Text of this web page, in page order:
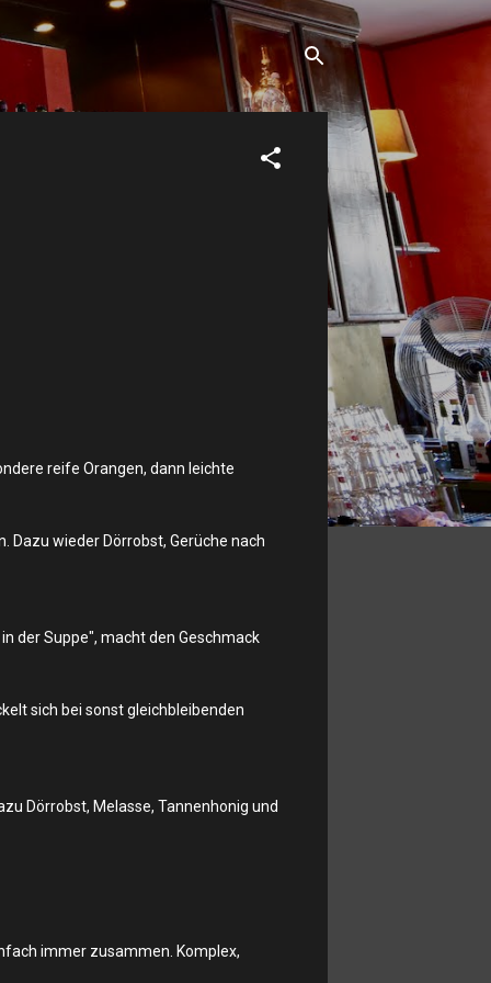
reife Orangen, dann leichte
Dazu wieder Dörrobst, Gerüche nach
der Suppe", macht den Geschmack
sich bei sonst gleichbleibenden
Dörrobst, Melasse, Tannenhonig und
immer zusammen. Komplex,